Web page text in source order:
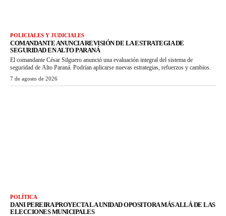
POLICIALES Y JUDICIALES
COMANDANTE ANUNCIA REVISIÓN DE LA ESTRATEGIA DE
SEGURIDAD EN ALTO PARANÁ
El comandante César Silguero anunció una evaluación integral del sistema de
seguridad de Alto Paraná. Podrían aplicarse nuevas estrategias, refuerzos y cambios.
7 de agosto de 2026
POLÍTICA
DANI PEREIRA PROYECTA LA UNIDAD OPOSITORA MÁS ALLÁ DE LAS
ELECCIONES MUNICIPALES